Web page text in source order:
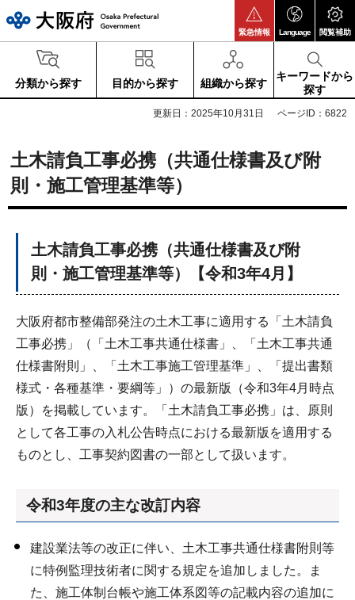
緊急情報 Language 閲覧補助
分類から探す 目的から探す 組織から探す
キーワードから
探す
更新日：2025年10月31日 ページID：6822
土木請負工事必携（共通仕様書及び附
則・施工管理基準等）
土木請負工事必携（共通仕様書及び附
則・施工管理基準等）【令和3年4月】
大阪府都市整備部発注の土木工事に適用する「土木請負
工事必携」（「土木工事共通仕様書」、「土木工事共通
仕様書附則」、「土木工事施工管理基準」、「提出書類
様式・各種基準・要綱等」）の最新版（令和3年4月時点
版）を掲載しています。「土木請負工事必携」は、原則
として各工事の入札公告時点における最新版を適用する
ものとし、工事契約図書の一部として扱います。
令和3年度の主な改訂内容
建設業法等の改正に伴い、土木工事共通仕様書附則等
に特例監理技術者に関する規定を追加しました。ま
た、施工体制台帳や施工体系図等の記載内容の追加に